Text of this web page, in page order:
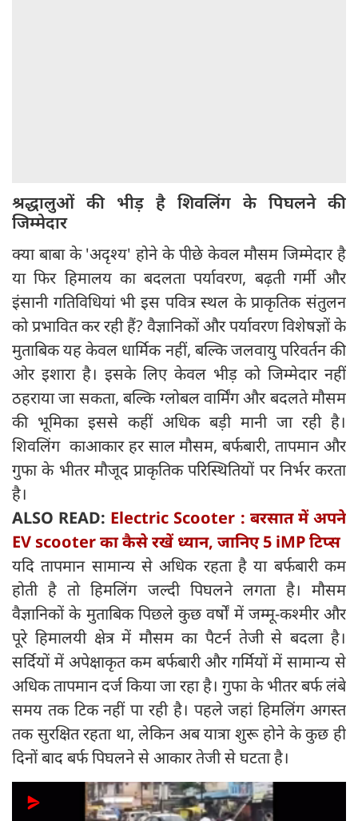
श्रद्धालुओं की भीड़ है शिवलिंग के पिघलने की
जिम्मेदार
क्या बाबा के 'अदृश्य' होने के पीछे केवल मौसम जिम्मेदार है
या फिर हिमालय का बदलता पर्यावरण, बढ़ती गर्मी और
इंसानी गतिविधियां भी इस पवित्र स्थल के प्राकृतिक संतुलन
को प्रभावित कर रही हैं? वैज्ञानिकों और पर्यावरण विशेषज्ञों के
मुताबिक यह केवल धार्मिक नहीं, बल्कि जलवायु परिवर्तन की
ओर इशारा है। इसके लिए केवल भीड़ को जिम्मेदार नहीं
ठहराया जा सकता, बल्कि ग्लोबल वार्मिंग और बदलते मौसम
की भूमिका इससे कहीं अधिक बड़ी मानी जा रही है।
शिवलिंग काआकार हर साल मौसम, बर्फबारी, तापमान और
गुफा के भीतर मौजूद प्राकृतिक परिस्थितियों पर निर्भर करता
है।
ALSO READ: Electric Scooter : बरसात में अपने
EV scooter का कैसे रखें ध्यान, जानिए 5 iMP टिप्स
यदि तापमान सामान्य से अधिक रहता है या बर्फबारी कम
होती है तो हिमलिंग जल्दी पिघलने लगता है। मौसम
वैज्ञानिकों के मुताबिक पिछले कुछ वर्षों में जम्मू-कश्मीर और
पूरे हिमालयी क्षेत्र में मौसम का पैटर्न तेजी से बदला है।
सर्दियों में अपेक्षाकृत कम बर्फबारी और गर्मियों में सामान्य से
अधिक तापमान दर्ज किया जा रहा है। गुफा के भीतर बर्फ लंबे
समय तक टिक नहीं पा रही है। पहले जहां हिमलिंग अगस्त
तक सुरक्षित रहता था, लेकिन अब यात्रा शुरू होने के कुछ ही
दिनों बाद बर्फ पिघलने से आकार तेजी से घटता है।